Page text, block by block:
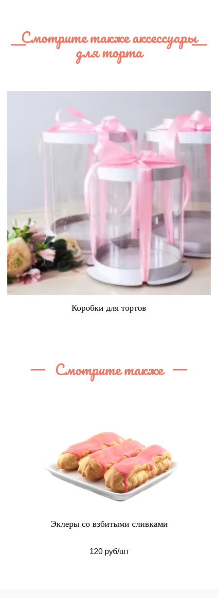
Смотрите также аксессуары
для торта
Коробки для тортов
Смотрите также
Эклеры со взбитыми сливками
120 руб/шт